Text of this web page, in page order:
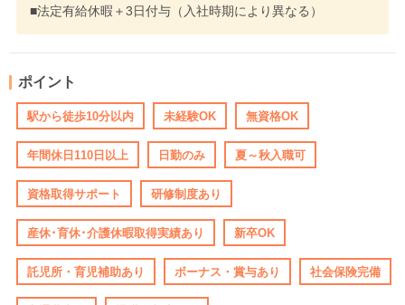
■法定有給休暇＋3日付与（入社時期により異なる）
ポイント
駅から徒歩10分以内 未経験OK 無資格OK
年間休日110日以上 日勤のみ 夏～秋入職可
資格取得サポート 研修制度あり
産休･育休･介護休暇取得実績あり 新卒OK
託児所・育児補助あり ボーナス・賞与あり 社会保険完備